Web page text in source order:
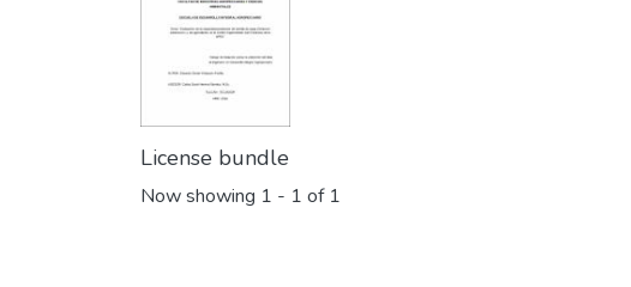
License bundle
Now showing 1 - 1 of 1